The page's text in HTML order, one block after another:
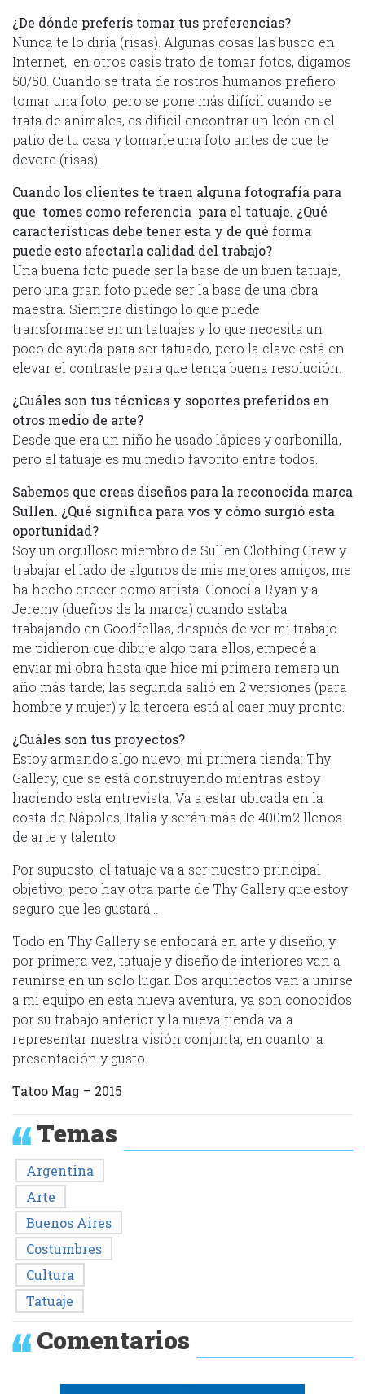
¿De dónde preferís tomar tus preferencias?
Nunca te lo diría (risas). Algunas cosas las busco en
Internet, en otros casis trato de tomar fotos, digamos
50/50. Cuando se trata de rostros humanos prefiero
tomar una foto, pero se pone más difícil cuando se
trata de animales, es difícil encontrar un león en el
patio de tu casa y tomarle una foto antes de que te
devore (risas).
Cuando los clientes te traen alguna fotografía para
que tomes como referencia para el tatuaje. ¿Qué
características debe tener esta y de qué forma
puede esto afectarla calidad del trabajo?
Una buena foto puede ser la base de un buen tatuaje,
pero una gran foto puede ser la base de una obra
maestra. Siempre distingo lo que puede
transformarse en un tatuajes y lo que necesita un
poco de ayuda para ser tatuado, pero la clave está en
elevar el contraste para que tenga buena resolución.
¿Cuáles son tus técnicas y soportes preferidos en
otros medio de arte?
Desde que era un niño he usado lápices y carbonilla,
pero el tatuaje es mu medio favorito entre todos.
Sabemos que creas diseños para la reconocida marca
Sullen. ¿Qué significa para vos y cómo surgió esta
oportunidad?
Soy un orgulloso miembro de Sullen Clothing Crew y
trabajar el lado de algunos de mis mejores amigos, me
ha hecho crecer como artista. Conocí a Ryan y a
Jeremy (dueños de la marca) cuando estaba
trabajando en Goodfellas, después de ver mi trabajo
me pidieron que dibuje algo para ellos, empecé a
enviar mi obra hasta que hice mi primera remera un
año más tarde; las segunda salió en 2 versiones (para
hombre y mujer) y la tercera está al caer muy pronto.
¿Cuáles son tus proyectos?
Estoy armando algo nuevo, mi primera tienda: Thy
Gallery, que se está construyendo mientras estoy
haciendo esta entrevista. Va a estar ubicada en la
costa de Nápoles, Italia y serán más de 400m2 llenos
de arte y talento.
Por supuesto, el tatuaje va a ser nuestro principal
objetivo, pero hay otra parte de Thy Gallery que estoy
seguro que les gustará…
Todo en Thy Gallery se enfocará en arte y diseño, y
por primera vez, tatuaje y diseño de interiores van a
reunirse en un solo lugar. Dos arquitectos van a unirse
a mi equipo en esta nueva aventura, ya son conocidos
por su trabajo anterior y la nueva tienda va a
representar nuestra visión conjunta, en cuanto a
presentación y gusto.
Tatoo Mag – 2015
Temas
Argentina
Arte
Buenos Aires
Costumbres
Cultura
Tatuaje
Comentarios